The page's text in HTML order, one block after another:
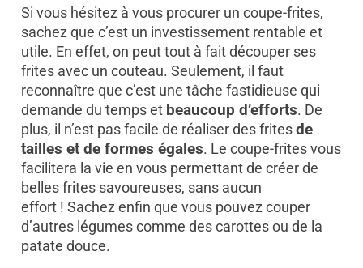
Si vous hésitez à vous procurer un coupe-frites,
sachez que c’est un investissement rentable et
utile. En effet, on peut tout à fait découper ses
frites avec un couteau. Seulement, il faut
reconnaître que c’est une tâche fastidieuse qui
demande du temps et beaucoup d’efforts. De
plus, il n’est pas facile de réaliser des fritesde
tailles et de formes égales. Le coupe-frites vous
facilitera la vie en vous permettant de créer de
belles frites savoureuses, sans aucun
effort ! Sachez enfin que vous pouvez couper
d’autres légumes comme des carottes ou de la
patate douce.